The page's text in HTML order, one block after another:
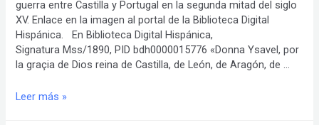
guerra entre Castilla y Portugal en la segunda mitad del siglo
XV. Enlace en la imagen al portal de la Biblioteca Digital
Hispánica. En Biblioteca Digital Hispánica,
Signatura Mss/1890, PID bdh0000015776 «Donna Ysavel, por
la graçia de Dios reina de Castilla, de León, de Aragón, de …
1479.
Leer más »